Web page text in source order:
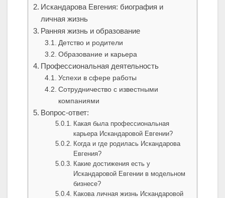
Искандарова Евгения: биография и
личная жизнь
Ранняя жизнь и образование
Детство и родители
Образование и карьера
Профессиональная деятельность
Успехи в сфере работы
Сотрудничество с известными
компаниями
Вопрос-ответ:
Какая была профессиональная
карьера Искандаровой Евгении?
Когда и где родилась Искандарова
Евгения?
Какие достижения есть у
Искандаровой Евгении в модельном
бизнесе?
Какова личная жизнь Искандаровой